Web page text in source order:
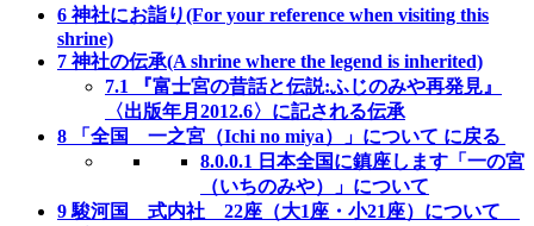
6神社にお詣り(For your reference when visiting this
shrine)
7神社の伝承(A shrine where the legend is inherited)
7.1
『富士宮の昔話と伝説:ふじのみや再発見』
〈出版年月2012.6〉に記される伝承
8 「全国 一之宮（Ichi no miya）」について に戻る
8.0.0.1 日本全国に鎮座します「一の宮
（いちのみや）」について
9駿河国 式内社 22座（大1座・小21座）について